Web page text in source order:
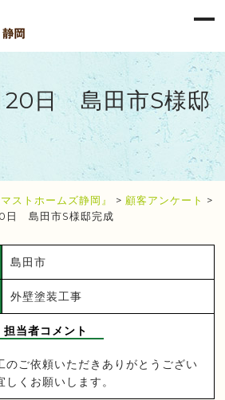
20日 島田市S様邸
ストホームズ静岡』 >顧客アンケート >
日 島田市S様邸完成
島田市
外壁塗装工事
担当者コメント
のご依頼いただきありがとうござい
くお願いします。